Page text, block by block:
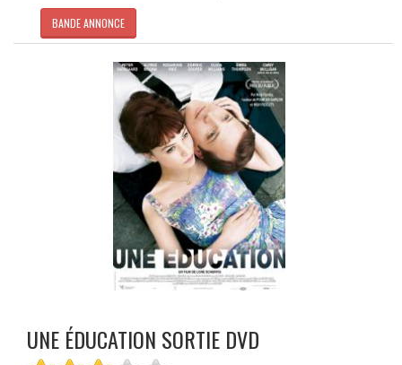
BANDE ANNONCE
UNE ÉDUCATION SORTIE DVD